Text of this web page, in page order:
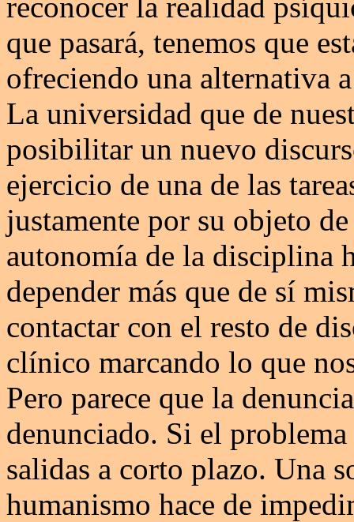
que pasará, tenemos que
ofreciendo una alternativa
La universidad que de
posibilitar un nuevo
ejercicio de una de las
justamente por su objeto
autonomía de la disciplina
depender más que de sí
contactar con el resto de
clínico marcando lo que
Pero parece que la
denunciado. Si el
salidas a corto plazo. Una
humanismo hace de